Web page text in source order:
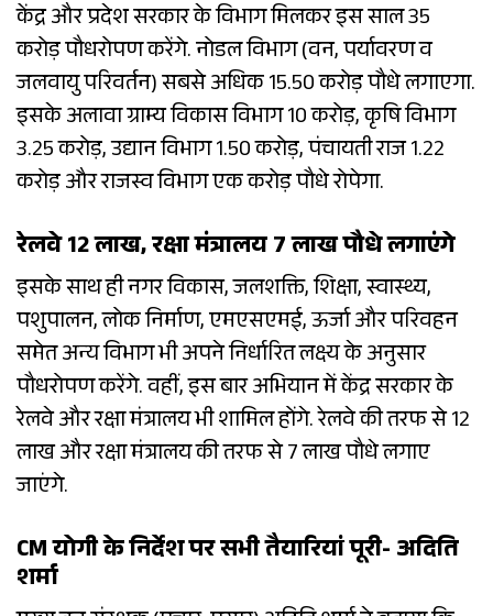
केंद्र और प्रदेश सरकार के विभाग मिलकर इस साल 35
करोड़ पौधरोपण करेंगे. नोडल विभाग (वन, पर्यावरण व
जलवायु परिवर्तन) सबसे अधिक 15.50 करोड़ पौधे लगाएगा.
इसके अलावा ग्राम्य विकास विभाग 10 करोड़, कृषि विभाग
3.25 करोड़, उद्यान विभाग 1.50 करोड़, पंचायती राज 1.22
करोड़ और राजस्व विभाग एक करोड़ पौधे रोपेगा.
रेलवे 12 लाख, रक्षा मंत्रालय 7 लाख पौधे लगाएंगे
इसके साथ ही नगर विकास, जलशक्ति, शिक्षा, स्वास्थ्य,
पशुपालन, लोक निर्माण, एमएसएमई, ऊर्जा और परिवहन
समेत अन्य विभाग भी अपने निर्धारित लक्ष्य के अनुसार
पौधरोपण करेंगे. वहीं, इस बार अभियान में केंद्र सरकार के
रेलवे और रक्षा मंत्रालय भी शामिल होंगे. रेलवे की तरफ से 12
लाख और रक्षा मंत्रालय की तरफ से 7 लाख पौधे लगाए
जाएंगे.
CM योगी के निर्देश पर सभी तैयारियां पूरी- अदिति
शर्मा